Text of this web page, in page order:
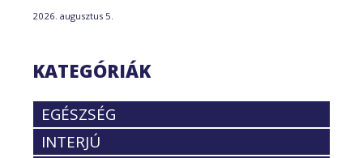
2026. augusztus 5.
KATEGÓRIÁK
EGÉSZSÉG
INTERJÚ